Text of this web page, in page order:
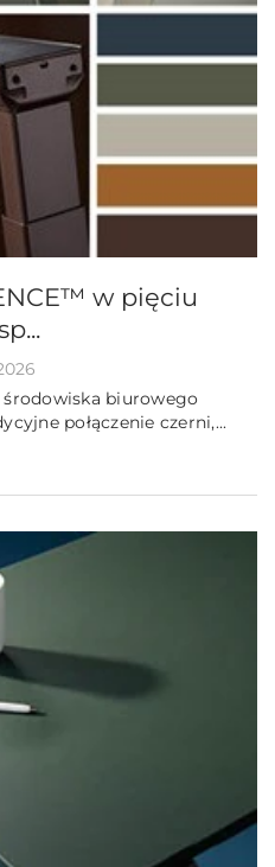
w pięciu
biurowego
połączenie czerni,...